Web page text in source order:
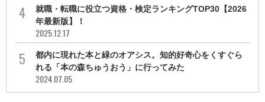
就職・転職に役立つ資格・検定ランキングTOP30【2026
年最新版】！
2025.12.17
都内に現れた本と緑のオアシス。知的好奇心をくすぐら
れる「本の森ちゅうおう」に行ってみた
2024.07.05